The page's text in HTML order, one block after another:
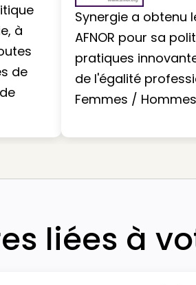
à
de
Synergie a obtenu
AFNOR pour sa
pratiques
de l'égalité
Femmes /
liées à